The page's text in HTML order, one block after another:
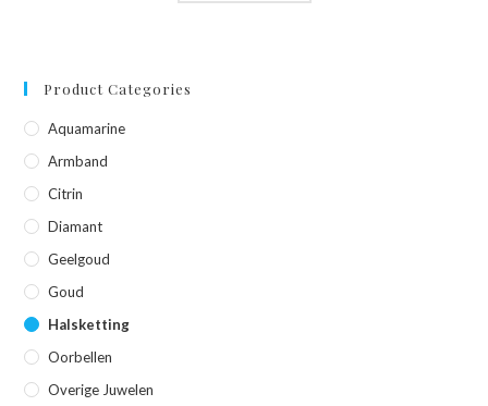
Product Categories
Aquamarine
Armband
Citrin
Diamant
Geelgoud
Goud
Halsketting
Oorbellen
Overige Juwelen